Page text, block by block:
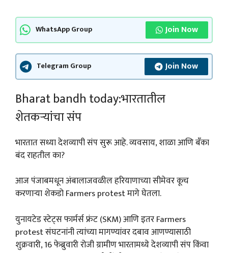
WhatsApp Group Join Now
Telegram Group Join Now
Bharat bandh today:भारतातील
शेतकऱ्यांचा संप
भारतात सध्या देशव्यापी संप सुरू आहे. व्यवसाय, शाळा आणि बँका
बंद राहतील का?
आज पंजाबमधून अंबालाजवळील हरियाणाच्या सीमेवर कूच
करणाऱ्या शेकडो Farmers protest मागे घेतला.
युनायटेड स्टेट्स फार्मर्स फ्रंट (SKM) आणि इतर Farmers
protest संघटनांनी त्यांच्या मागण्यांवर दबाव आणण्यासाठी
शुक्रवारी, 16 फेब्रुवारी रोजी ग्रामीण भारतामध्ये देशव्यापी संप किंवा